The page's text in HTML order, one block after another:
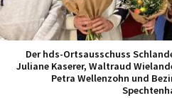
Der hds-Ortsausschuss
Juliane Kaserer, Waltraud
Petra Wellenzohn und